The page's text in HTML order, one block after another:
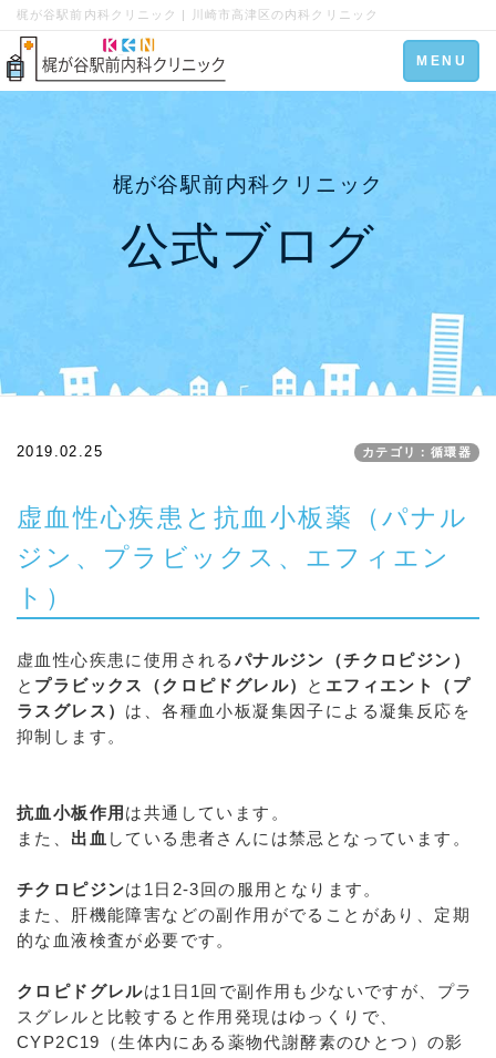
梶が谷駅前内科クリニック | 川崎市高津区の内科クリニック
Toggle
navigation
MENU
梶が谷駅前内科クリニック
公式ブログ
2019.02.25 カテゴリ：循環器
虚血性心疾患と抗血小板薬（パナル
ジン、プラビックス、エフィエン
ト）
虚血性心疾患に使用される パナルジン（チクロピジン）
と プラビックス（クロピドグレル） と エフィエント（プ
ラスグレス） は、各種血小板凝集因子による凝集反応を
抑制します。
抗血小板作用 は共通しています。
また、 出血 している患者さんには禁忌となっています。
チクロピジンは1日2-3回の服用となります。
また、肝機能障害などの副作用がでることがあり、定期
的な血液検査が必要です。
クロピドグレルは1日1回で副作用も少ないですが、プラ
スグレルと比較すると作用発現はゆっくりで、
CYP2C19（生体内にある薬物代謝酵素のひとつ）の影